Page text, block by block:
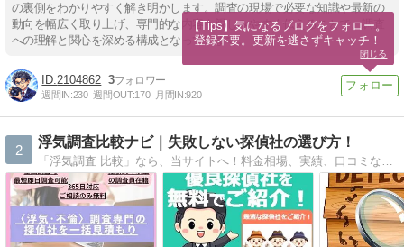
の裏側をわかりやすく解き明かします。調査の現場で必要な知識や最新の
動向を幅広く取り上げ、専門的な内容も親しみやすく伝えることで、調査
への理解と関心を深める構成となっています。
2104862 3
週間IN:230 週間OUT:170 月間IN:920
2
浮気調査比較ナビ｜失敗しない探偵社の選び方！
【Tips】気になるブログをフォロー。
登録不要。更新を逃さずキャッチ！
閉じる